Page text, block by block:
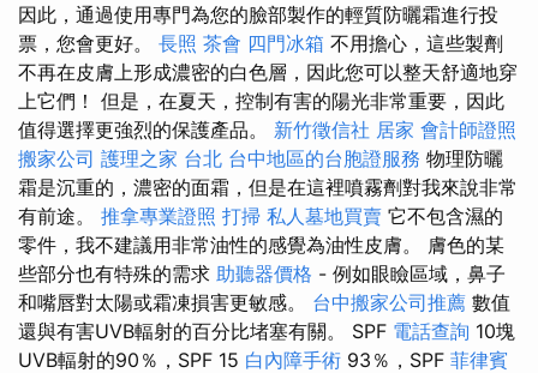
因此，通過使用專門為您的臉部製作的輕質防曬霜進行投
票，您會更好。 長照 茶會 四門冰箱 不用擔心，這些製劑
不再在皮膚上形成濃密的白色層，因此您可以整天舒適地穿
上它們！ 但是，在夏天，控制有害的陽光非常重要，因此
值得選擇更強烈的保護產品。 新竹徵信社 居家 會計師證照
搬家公司 護理之家 台北 台中地區的台胞證服務 物理防曬
霜是沉重的，濃密的面霜，但是在這裡噴霧劑對我來說非常
有前途。 推拿專業證照 打掃 私人墓地買賣 它不包含濕的
零件，我不建議用非常油性的感覺為油性皮膚。 膚色的某
些部分也有特殊的需求 助聽器價格 - 例如眼瞼區域，鼻子
和嘴唇對太陽或霜凍損害更敏感。 台中搬家公司推薦 數值
還與有害UVB輻射的百分比堵塞有關。 SPF 電話查詢 10塊
UVB輻射的90％，SPF 15 白內障手術 93％，SPF 菲律賓